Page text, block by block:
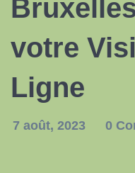
votre
Ligne
7 août, 2023 0